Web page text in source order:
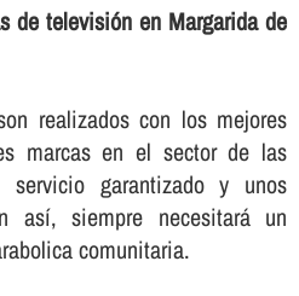
de televisión en Margarida de
realizados con los mejores
marcas en el sector de las
servicio garantizado y unos
así­, siempre necesitará un
comunitaria.